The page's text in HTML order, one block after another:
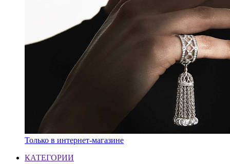
Только в интернет-магазине
КАТЕГОРИИ